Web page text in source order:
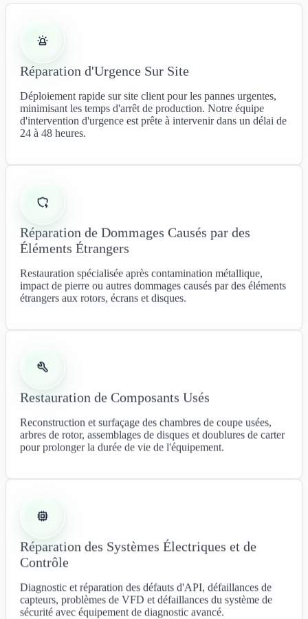
Réparation d'Urgence Sur Site
Déploiement rapide sur site client pour les pannes urgentes,
minimisant les temps d'arrêt de production. Notre équipe
d'intervention d'urgence est prête à intervenir dans un délai de
24 à 48 heures.
Réparation de Dommages Causés par des
Éléments Étrangers
Restauration spécialisée après contamination métallique,
impact de pierre ou autres dommages causés par des éléments
étrangers aux rotors, écrans et disques.
Restauration de Composants Usés
Reconstruction et surfaçage des chambres de coupe usées,
arbres de rotor, assemblages de disques et doublures de carter
pour prolonger la durée de vie de l'équipement.
Réparation des Systèmes Électriques et de
Contrôle
Diagnostic et réparation des défauts d'API, défaillances de
capteurs, problèmes de VFD et défaillances du système de
sécurité avec équipement de diagnostic avancé.